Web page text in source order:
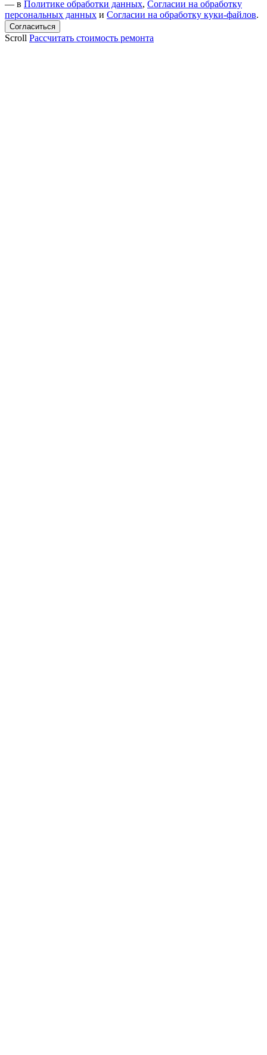
— в Политике обработки данных, Согласии на обработку
персональных данных и Согласии на обработку куки-файлов.
Scroll Рассчитать стоимость ремонта